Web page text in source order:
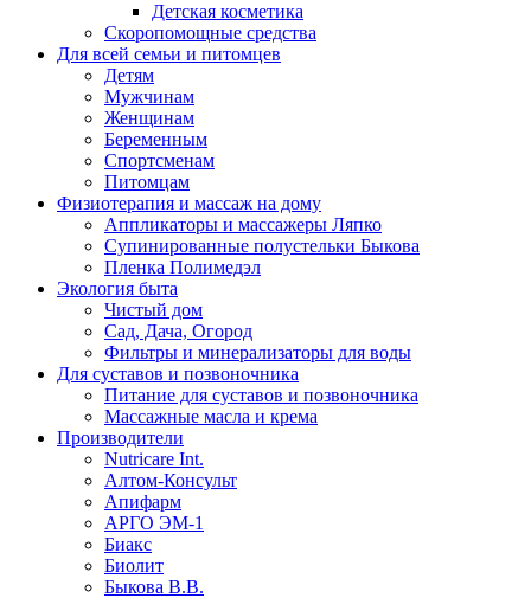
Детская косметика
Скоропомощные средства
Для всей семьи и питомцев
Детям
Мужчинам
Женщинам
Беременным
Спортсменам
Питомцам
Физиотерапия и массаж на дому
Аппликаторы и массажеры Ляпко
Супинированные полустельки Быкова
Пленка Полимедэл
Экология быта
Чистый дом
Сад, Дача, Огород
Фильтры и минерализаторы для воды
Для суставов и позвоночника
Питание для суставов и позвоночника
Массажные масла и крема
Производители
Nutricare Int.
Алтом-Консульт
Апифарм
АРГО ЭМ-1
Биакс
Биолит
Быкова В.В.